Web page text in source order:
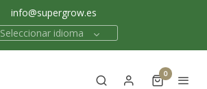
info@supergrow.es
Seleccionar idioma
0